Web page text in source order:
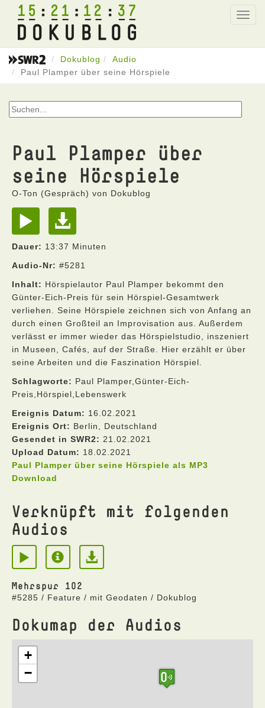
15 21 12 37
Dokublog
Audio
Paul Plamper über seine Hörspiele
Paul Plamper über
seine Hörspiele
O-Ton (Gespräch) von Dokublog
Dauer: 13:37 Minuten
Audio-Nr: #5281
Inhalt: Hörspielautor Paul Plamper bekommt den
Günter-Eich-Preis für sein Hörspiel-Gesamtwerk
verliehen. Seine Hörspiele zeichnen sich von Anfang an
durch einen Großteil an Improvisation aus. Außerdem
verlässt er immer wieder das Hörspielstudio, inszeniert
in Museen, Cafés, auf der Straße. Hier erzählt er über
seine Arbeiten und die Faszination Hörspiel.
Schlagworte: Paul Plamper,Günter-Eich-
Preis,Hörspiel,Lebenswerk
Ereignis Datum: 16.02.2021
Ereignis Ort: Berlin, Deutschland
Gesendet in SWR2: 21.02.2021
Upload Datum: 18.02.2021
Paul Plamper über seine Hörspiele als MP3
Download
Verknüpft mit folgenden
Audios
Mehrspur 102
#5285 / Feature / mit Geodaten / Dokublog
Dokumap der Audios